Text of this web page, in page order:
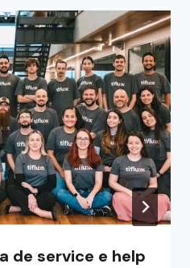
de service e help